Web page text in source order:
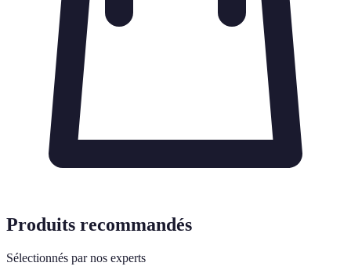
Produits recommandés
Sélectionnés par nos experts